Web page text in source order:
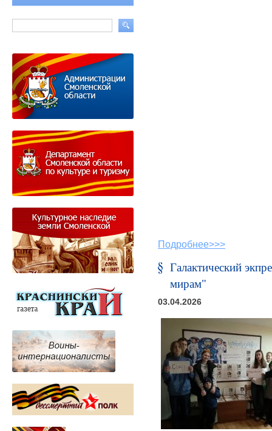
Подробнее>>>
Галактический
мирам"
03.04.2026